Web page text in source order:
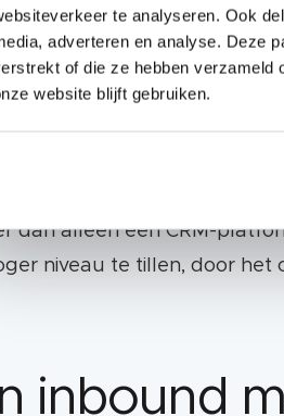
te analyseren. Ook
adverteren en analyse. Deze
of die ze hebben verzameld
website blijft gebruiken.
van geoptimaliseerde
voor tevreden
van een gratis
je je bestaande tools kunt
Platinum Partner.
gebruik van geavanceerde
gedreven aanpak stelt
dan alleen een CRM-
niveau te tillen, door
inbound